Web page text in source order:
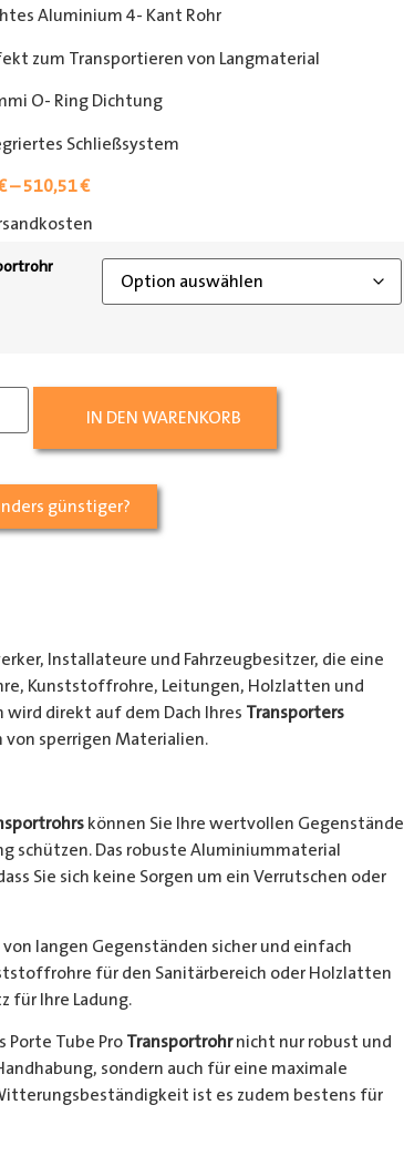
Aluminium 4- Kant Rohr
zum Transportieren von Langmaterial
O- Ring Dichtung
Schließsystem
–510,51€
IN DEN WARENKORB
günstiger?
Installateure und Fahrzeugbesitzer, die eine
Kunststoffrohre, Leitungen, Holzlatten und
direkt auf dem Dach Ihres Transporters
sperrigen Materialien.
können Sie Ihre wertvollen Gegenstände
schützen. Das robuste Aluminiummaterial
Sie sich keine Sorgen um ein Verrutschen oder
langen Gegenständen sicher und einfach
für den Sanitärbereich oder Holzlatten
für Ihre Ladung.
Tube Pro Transportrohrnicht nur robust und
sondern auch für eine maximale
ist es zudem bestens für